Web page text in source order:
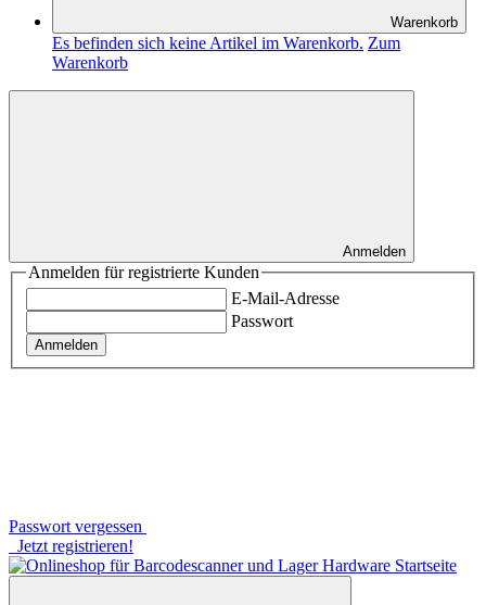
Warenkorb
Es befinden sich keine Artikel im Warenkorb. Zum
Warenkorb
Anmelden
Anmelden für registrierte Kunden
E-Mail-Adresse
Passwort
Anmelden
Passwort vergessen
Jetzt registrieren!